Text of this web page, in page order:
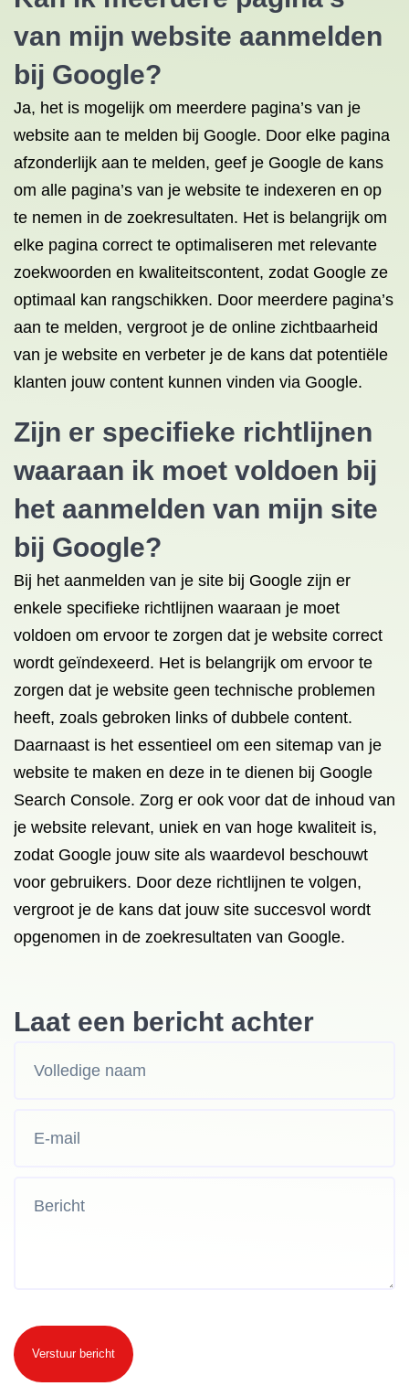
van mijn website aanmelden
bij Google?
Ja, het is mogelijk om meerdere pagina’s van je
website aan te melden bij Google. Door elke pagina
afzonderlijk aan te melden, geef je Google de kans
om alle pagina’s van je website te indexeren en op
te nemen in de zoekresultaten. Het is belangrijk om
elke pagina correct te optimaliseren met relevante
zoekwoorden en kwaliteitscontent, zodat Google ze
optimaal kan rangschikken. Door meerdere pagina’s
aan te melden, vergroot je de online zichtbaarheid
van je website en verbeter je de kans dat potentiële
klanten jouw content kunnen vinden via Google.
Zijn er specifieke richtlijnen
waaraan ik moet voldoen bij
het aanmelden van mijn site
bij Google?
Bij het aanmelden van je site bij Google zijn er
enkele specifieke richtlijnen waaraan je moet
voldoen om ervoor te zorgen dat je website correct
wordt geïndexeerd. Het is belangrijk om ervoor te
zorgen dat je website geen technische problemen
heeft, zoals gebroken links of dubbele content.
Daarnaast is het essentieel om een sitemap van je
website te maken en deze in te dienen bij Google
Search Console. Zorg er ook voor dat de inhoud van
je website relevant, uniek en van hoge kwaliteit is,
zodat Google jouw site als waardevol beschouwt
voor gebruikers. Door deze richtlijnen te volgen,
vergroot je de kans dat jouw site succesvol wordt
opgenomen in de zoekresultaten van Google.
Laat een bericht achter
Verstuur bericht